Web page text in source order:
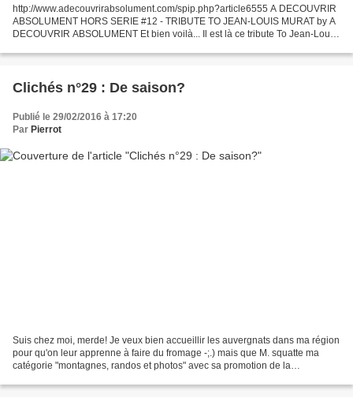
http://www.adecouvrirabsolument.com/spip.php?article6555 A DECOUVRIR
ABSOLUMENT HORS SERIE #12 - TRIBUTE TO JEAN-LOUIS MURAT by A
DECOUVRIR ABSOLUMENT Et bien voilà... Il est là ce tribute To Jean-Louis
Clichés n°29 : De saison?
Publié le 29/02/2016 à 17:20
Par Pierrot
Suis chez moi, merde! Je veux bien accueillir les auvergnats dans ma région
pour qu'on leur apprenne à faire du fromage -;.) mais que M. squatte ma
catégorie "montagnes, randos et photos" avec sa promotion de la